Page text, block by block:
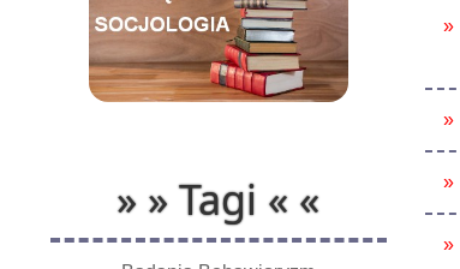
» » Tagi « «